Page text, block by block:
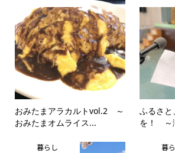
おみたまアラカルトvol.2 ～
おみたまオムライス...
ふるさ
を！ ～
暮らし 暮